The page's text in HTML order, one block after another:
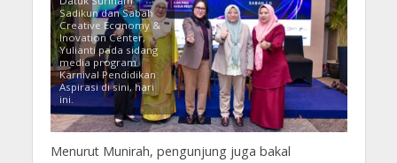
Sadikun dan Sabah
Creative Economy &
Inovation Center,
Yulianti pada sidang
media program
Karnival Pendidikan
Aspirasi di sini, hari
ini.
Menurut Munirah, pengunjung juga bakal